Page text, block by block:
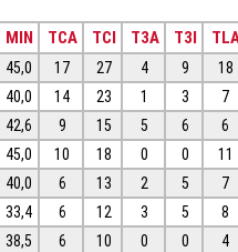
MIN TCA TCI T3A T3I
45,0 17 27 4 9
18
40,0 14 23 1 3
7
42,6 9 15 5 6
6
45,0 10 18 0 0
11
40,0 6 13 2 5
7
33,4 6 12 3 5
8
38,5 6 10 0 0
4